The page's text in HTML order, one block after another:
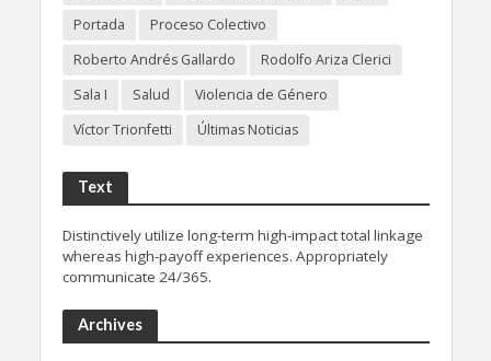
Portada
Proceso Colectivo
Roberto Andrés Gallardo
Rodolfo Ariza Clerici
Sala I
Salud
Violencia de Género
Víctor Trionfetti
Últimas Noticias
Text
Distinctively utilize long-term high-impact total linkage
whereas high-payoff experiences. Appropriately
communicate 24/365.
Archives